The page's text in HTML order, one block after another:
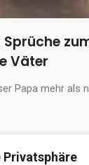
Privatsphäre
Väter
Papa mehr als